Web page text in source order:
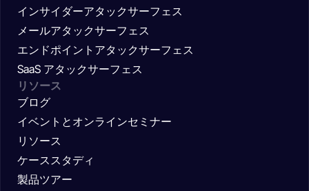
インサイダーアタックサーフェス
メールアタックサーフェス
エンドポイントアタックサーフェス
SaaS アタックサーフェス
リソース
ブログ
イベントとオンラインセミナー
リソース
ケーススタディ
製品ツアー